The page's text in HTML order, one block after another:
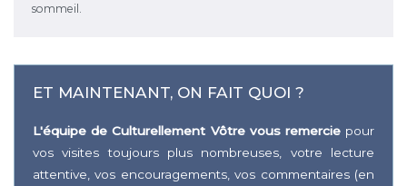
sommeil.
ET MAINTENANT, ON FAIT QUOI ?
L'équipe de Culturellement Vôtre vous remerciepour
vos visites toujours plus nombreuses, votre lecture
attentive, vos encouragements, vos commentaires (en